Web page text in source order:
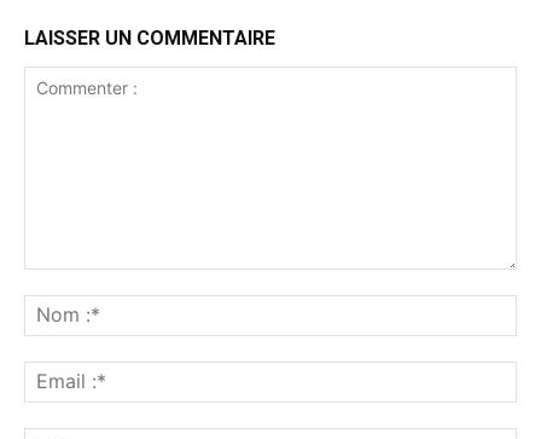
LAISSER UN COMMENTAIRE
:*
:*